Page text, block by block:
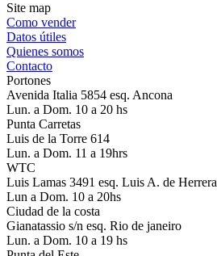
Site map
Como vender
Datos útiles
Quienes somos
Contacto
Portones
Avenida Italia 5854 esq. Ancona
Lun. a Dom. 10 a 20 hs
Punta Carretas
Luis de la Torre 614
Lun. a Dom. 11 a 19hrs
WTC
Luis Lamas 3491 esq. Luis A. de Herrera
Lun a Dom. 10 a 20hs
Ciudad de la costa
Gianatassio s/n esq. Rio de janeiro
Lun. a Dom. 10 a 19 hs